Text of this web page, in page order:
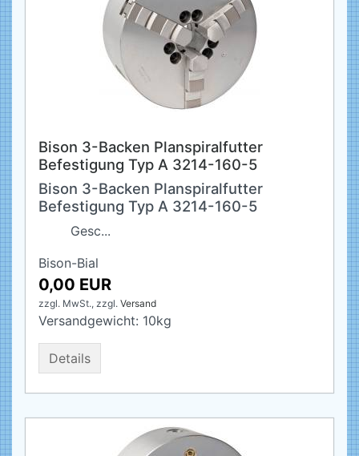
Bison 3-Backen Planspiralfutter
Befestigung Typ A 3214-160-5
Bison 3-Backen Planspiralfutter
Befestigung Typ A 3214-160-5
Gesc...
Bison-Bial
0,00 EUR
zzgl. MwSt., zzgl. Versand
Versandgewicht: 10kg
Details